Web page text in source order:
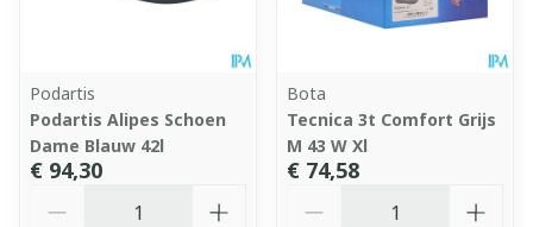
Podartis
Podartis Alipes Schoen
Dame Blauw 42l
€ 94,30
Bota
Tecnica 3t Comfort Grijs
M 43 W Xl
€ 74,58